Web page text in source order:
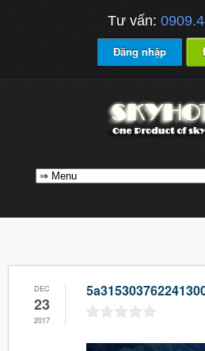
Tư vấn:
Đăng nhập
DEC
23
2017